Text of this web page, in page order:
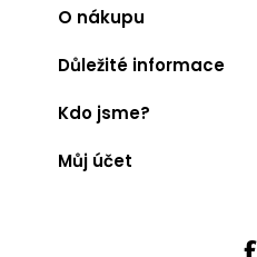
O nákupu
Důležité informace
Kdo jsme?
Můj účet